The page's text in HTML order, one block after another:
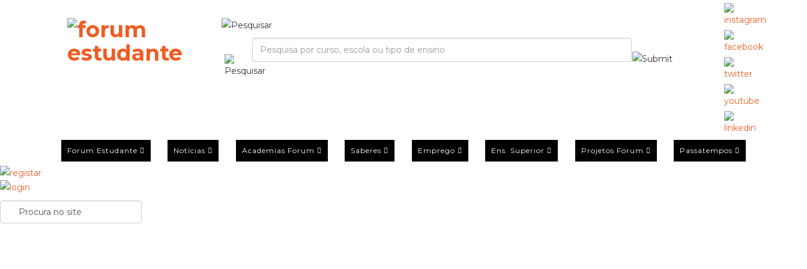
Forum Estudante Notícias Academias Forum Saberes Emprego Ens. Superior Projetos Forum Passatempos